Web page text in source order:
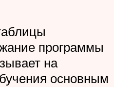
программы
на
основным